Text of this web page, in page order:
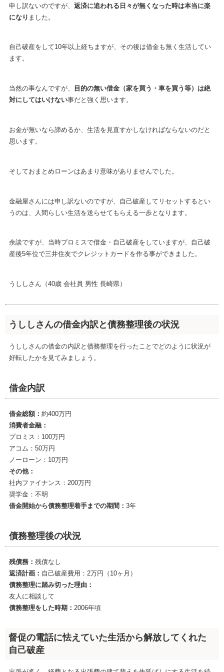
申し訳ないのですが、 返済に追われる日々が無くなった時は本当に楽
になり ました。
自己破産をして10年以上経ちますが、その後は借金も無く生活してい
ます。
当然の事なんですが、
目的の無い借金（家を買う・車を買う等）は絶
対にしてはいけない事だと強く思います。
お金が無いなら諦めるか、生活を見直すかしなければならないのだと
思います。
そしておまとめローンはあまり意味がありませんでした。
金融屋さんには申し訳ないのですが、自己破産してリセットするとい
うのは、人間らしい生活を送らせてもらえる一歩となります。
余談ですが、当時プロミスで借金・自己破産をしていますが、自己破
産後5年位で三井住友でクレジットカードを作る事ができました。
うししさん（40歳 会社員 男性 長崎県）
うししさんの借金内訳と債務整理後の状況
うししさんの借金の内訳と債務整理を行ったことでどのように状況が
好転したかを見てみましょう。
借金内訳
借金総額： 約400万円
消費者金融：
プロミス：100万円
アコム：50万円
ノーローン：10万円
その他：
社内ファイナンス：200万円
奨学金：不明
借金開始から債務整理着手までの期間： 3年
債務整理後の状況
残債務： 残債なし
返済計画： 自己破産費用：2万円（10ヶ月）
債務整理に踏み切った理由：
友人に相談して
債務整理をした時期： 2006年頃
督促の電話に怯えていた生活から解放してくれた
自己破産